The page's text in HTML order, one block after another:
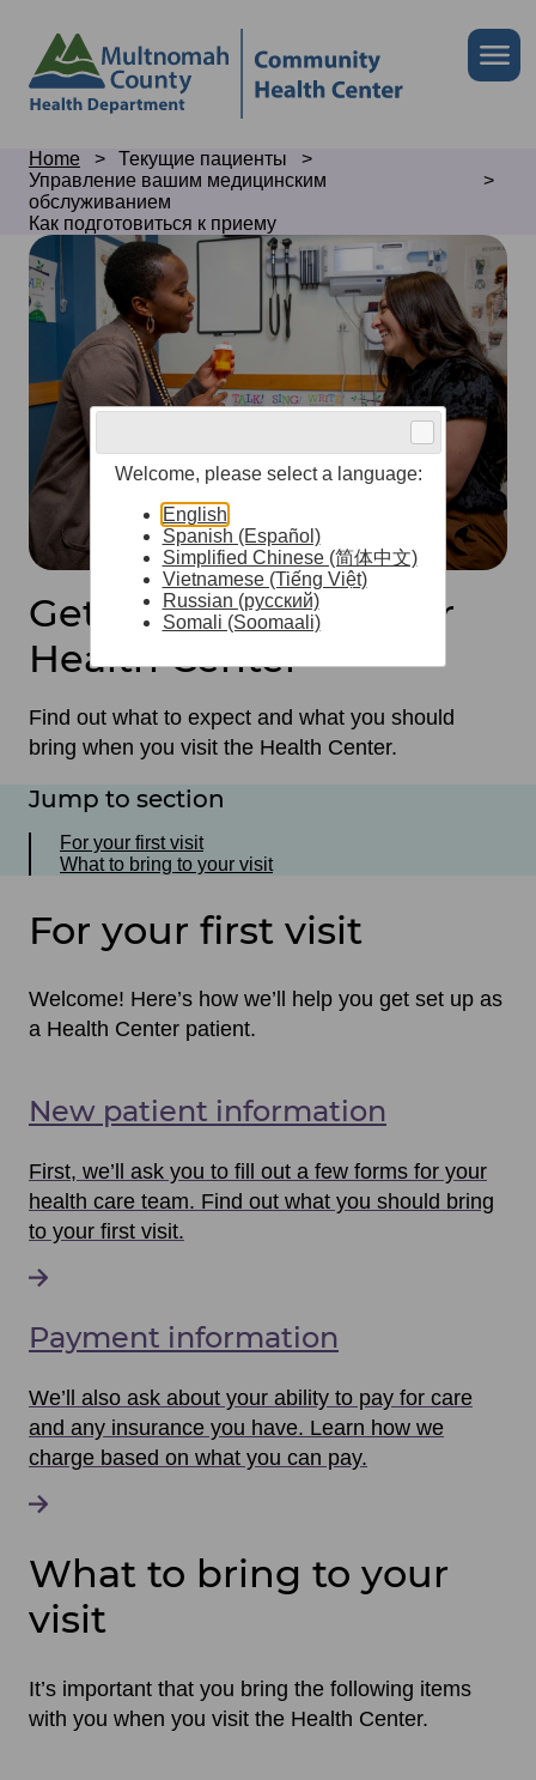
header
Skip
to
page
content
Breadcrumb
Home
Текущие пациенты
Управление вашим медицинским
обслуживанием
Как подготовиться к приему
Get
ready
your
visit
Get ready to visit your
Health Center
Find out what to expect and what you should
bring when you visit the Health Center.
Jump to section
For your first visit
What to bring to your visit
For your first visit
Welcome! Here’s how we’ll help you get set up as
a Health Center patient.
New patient information
First, we’ll ask you to fill out a few forms for your
health care team. Find out what you should bring
to your first visit.
Payment information
We’ll also ask about your ability to pay for care
and any insurance you have. Learn how we
charge based on what you can pay.
What to bring to your
visit
It’s important that you bring the following items
with you when you visit the Health Center.
Welcome, please select a language:
English
Spanish (Español)
Simplified Chinese (简体中文)
Vietnamese (Tiếng Việt)
Russian (русский)
Somali (Soomaali)